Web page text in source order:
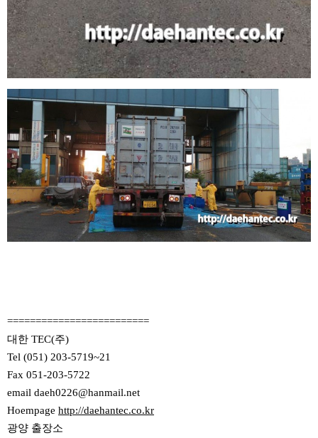
=========================
대한 TEC(주)
Tel (051) 203-5719~21
Fax 051-203-5722
email daeh0226@hanmail.net
Hoempage http://daehantec.co.kr
광양 출장소